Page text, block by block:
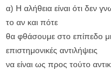
α) Η αλήθεια είναι ότι δεν
το αν και πότε
θα φθάσουμε στο επίπεδο
επιστημονικές αντιλήψεις
να είναι ως προς τούτο